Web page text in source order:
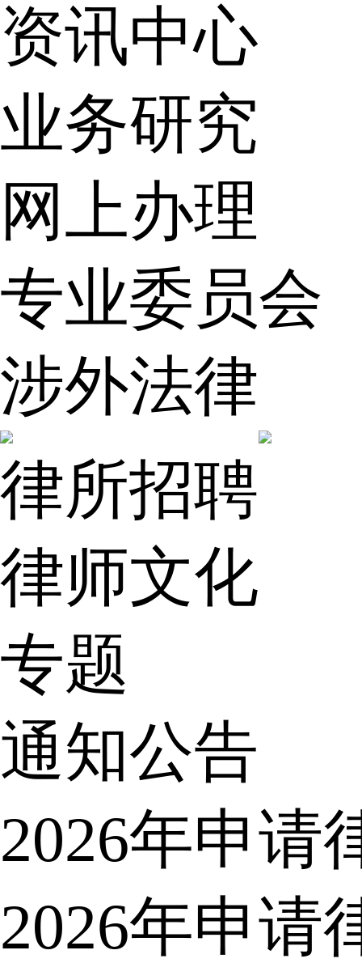
资讯中心
业务研究
网上办理
专业委员会
涉外法律
律所招聘
律师文化
专题
通知公告
2026年申请
2026年申请